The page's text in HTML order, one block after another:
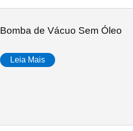
Bomba de Vácuo Sem Óleo
Leia Mais